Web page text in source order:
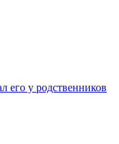
его у родственников